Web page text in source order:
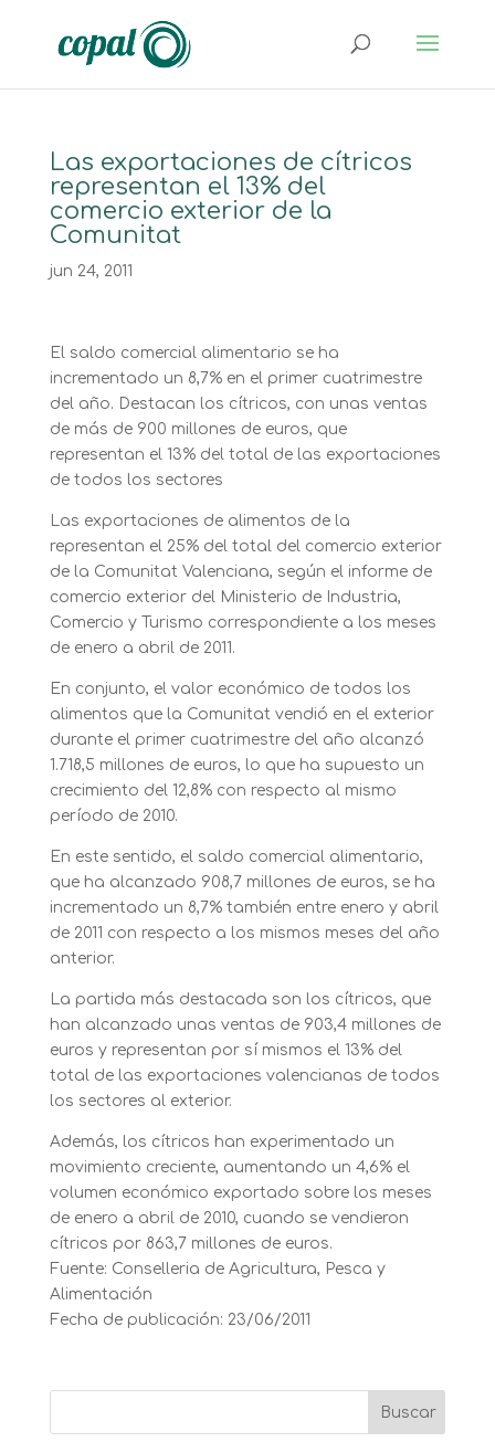
Las exportaciones de cítricos
representan el 13% del
comercio exterior de la
Comunitat
jun 24, 2011
El saldo comercial alimentario se ha
incrementado un 8,7% en el primer cuatrimestre
del año. Destacan los cítricos, con unas ventas
de más de 900 millones de euros, que
representan el 13% del total de las exportaciones
de todos los sectores
Las exportaciones de alimentos de la
representan el 25% del total del comercio exterior
de la Comunitat Valenciana, según el informe de
comercio exterior del Ministerio de Industria,
Comercio y Turismo correspondiente a los meses
de enero a abril de 2011.
En conjunto, el valor económico de todos los
alimentos que la Comunitat vendió en el exterior
durante el primer cuatrimestre del año alcanzó
1.718,5 millones de euros, lo que ha supuesto un
crecimiento del 12,8% con respecto al mismo
período de 2010.
En este sentido, el saldo comercial alimentario,
que ha alcanzado 908,7 millones de euros, se ha
incrementado un 8,7% también entre enero y abril
de 2011 con respecto a los mismos meses del año
anterior.
La partida más destacada son los cítricos, que
han alcanzado unas ventas de 903,4 millones de
euros y representan por sí mismos el 13% del
total de las exportaciones valencianas de todos
los sectores al exterior.
Además, los cítricos han experimentado un
movimiento creciente, aumentando un 4,6% el
volumen económico exportado sobre los meses
de enero a abril de 2010, cuando se vendieron
cítricos por 863,7 millones de euros.
Fuente: Conselleria de Agricultura, Pesca y
Alimentación
Fecha de publicación: 23/06/2011